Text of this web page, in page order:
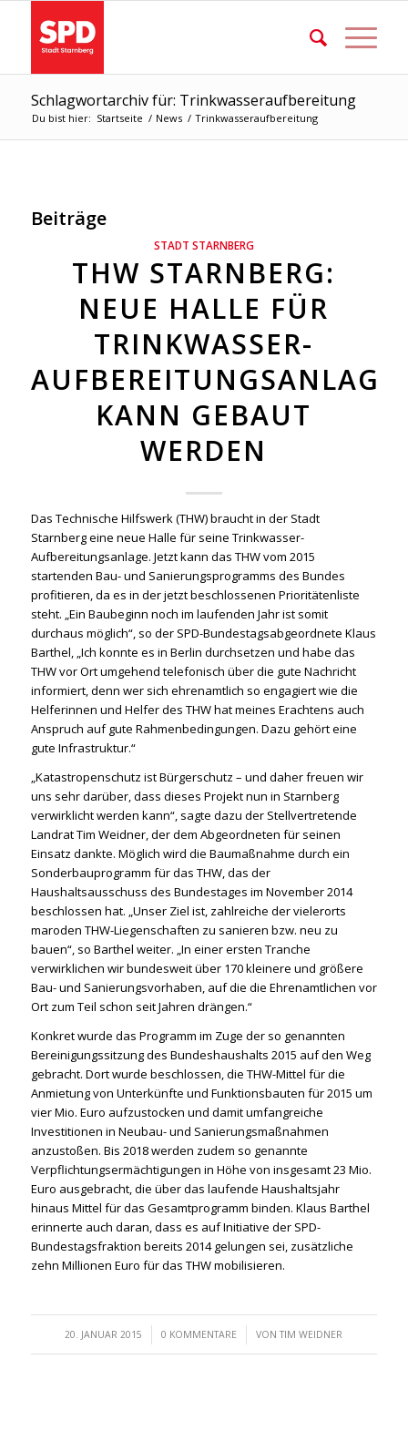
Schlagwortarchiv für: Trinkwasseraufbereitung
Du bist hier: Startseite / News / Trinkwasseraufbereitung
Beiträge
STADT STARNBERG
THW STARNBERG:
NEUE HALLE FÜR
TRINKWASSER-
AUFBEREITUNGSANLAGE
KANN GEBAUT
WERDEN
Das Technische Hilfswerk (THW) braucht in der Stadt
Starnberg eine neue Halle für seine Trinkwasser-
Aufbereitungsanlage. Jetzt kann das THW vom 2015
startenden Bau- und Sanierungsprogramms des Bundes
profitieren, da es in der jetzt beschlossenen Prioritätenliste
steht. „Ein Baubeginn noch im laufenden Jahr ist somit
durchaus möglich“, so der SPD-Bundestagsabgeordnete Klaus
Barthel, „Ich konnte es in Berlin durchsetzen und habe das
THW vor Ort umgehend telefonisch über die gute Nachricht
informiert, denn wer sich ehrenamtlich so engagiert wie die
Helferinnen und Helfer des THW hat meines Erachtens auch
Anspruch auf gute Rahmenbedingungen. Dazu gehört eine
gute Infrastruktur.“
„Katastropenschutz ist Bürgerschutz – und daher freuen wir
uns sehr darüber, dass dieses Projekt nun in Starnberg
verwirklicht werden kann“, sagte dazu der Stellvertretende
Landrat Tim Weidner, der dem Abgeordneten für seinen
Einsatz dankte. Möglich wird die Baumaßnahme durch ein
Sonderbauprogramm für das THW, das der
Haushaltsausschuss des Bundestages im November 2014
beschlossen hat. „Unser Ziel ist, zahlreiche der vielerorts
maroden THW-Liegenschaften zu sanieren bzw. neu zu
bauen“, so Barthel weiter. „In einer ersten Tranche
verwirklichen wir bundesweit über 170 kleinere und größere
Bau- und Sanierungsvorhaben, auf die die Ehrenamtlichen vor
Ort zum Teil schon seit Jahren drängen.“
Konkret wurde das Programm im Zuge der so genannten
Bereinigungssitzung des Bundeshaushalts 2015 auf den Weg
gebracht. Dort wurde beschlossen, die THW-Mittel für die
Anmietung von Unterkünfte und Funktionsbauten für 2015 um
vier Mio. Euro aufzustocken und damit umfangreiche
Investitionen in Neubau- und Sanierungsmaßnahmen
anzustoßen. Bis 2018 werden zudem so genannte
Verpflichtungsermächtigungen in Höhe von insgesamt 23 Mio.
Euro ausgebracht, die über das laufende Haushaltsjahr
hinaus Mittel für das Gesamtprogramm binden. Klaus Barthel
erinnerte auch daran, dass es auf Initiative der SPD-
Bundestagsfraktion bereits 2014 gelungen sei, zusätzliche
zehn Millionen Euro für das THW mobilisieren.
20. JANUAR 2015
/ 0 KOMMENTARE
/ VONTIM WEIDNER